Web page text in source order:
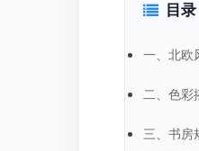
目录
一、北欧
二、色彩
三、书房